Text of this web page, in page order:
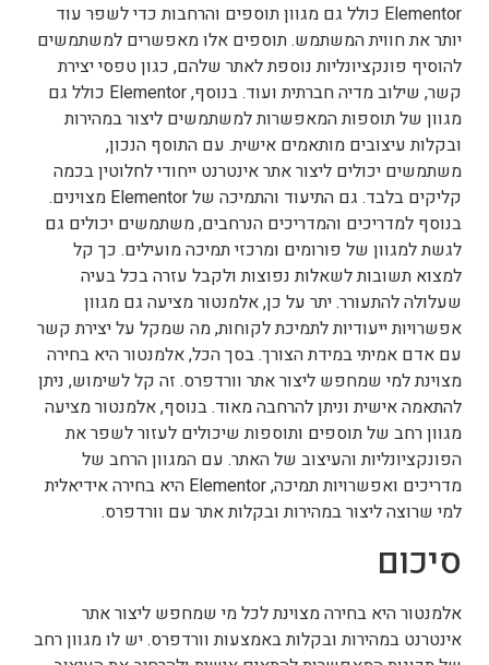
Elementor כולל גם מגוון תוספים והרחבות כדי לשפר עוד
יותר את חווית המשתמש. תוספים אלו מאפשרים למשתמשים
להוסיף פונקציונליות נוספת לאתר שלהם, כגון טפסי יצירת
קשר, שילוב מדיה חברתית ועוד. בנוסף, Elementor כולל גם
מגוון של תוספות המאפשרות למשתמשים ליצור במהירות
ובקלות עיצובים מותאמים אישית. עם התוסף הנכון,
משתמשים יכולים ליצור אתר אינטרנט ייחודי לחלוטין בכמה
קליקים בלבד. גם התיעוד והתמיכה של Elementor מצוינים.
בנוסף למדריכים והמדריכים הנרחבים, משתמשים יכולים גם
לגשת למגוון של פורומים ומרכזי תמיכה מועילים. כך קל
למצוא תשובות לשאלות נפוצות ולקבל עזרה בכל בעיה
שעלולה להתעורר. יתר על כן, אלמנטור מציעה גם מגוון
אפשרויות ייעודיות לתמיכת לקוחות, מה שמקל על יצירת קשר
עם אדם אמיתי במידת הצורך. בסך הכל, אלמנטור היא בחירה
מצוינת למי שמחפש ליצור אתר וורדפרס. זה קל לשימוש, ניתן
להתאמה אישית וניתן להרחבה מאוד. בנוסף, אלמנטור מציעה
מגוון רחב של תוספים ותוספות שיכולים לעזור לשפר את
הפונקציונליות והעיצוב של האתר. עם המגוון הרחב של
מדריכים ואפשרויות תמיכה, Elementor היא בחירה אידיאלית
למי שרוצה ליצור במהירות ובקלות אתר עם וורדפרס.
סיכום
אלמנטור היא בחירה מצוינת לכל מי שמחפש ליצור אתר
אינטרנט במהירות ובקלות באמצעות וורדפרס. יש לו מגוון רחב